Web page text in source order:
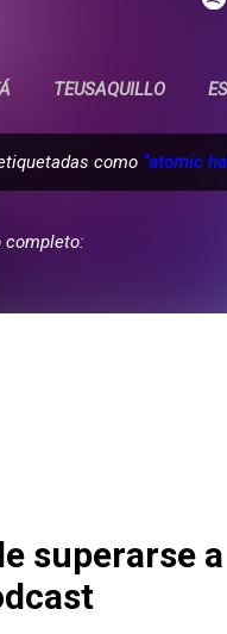
TEUSAQUILLO
como "atomic
completo:
superarse